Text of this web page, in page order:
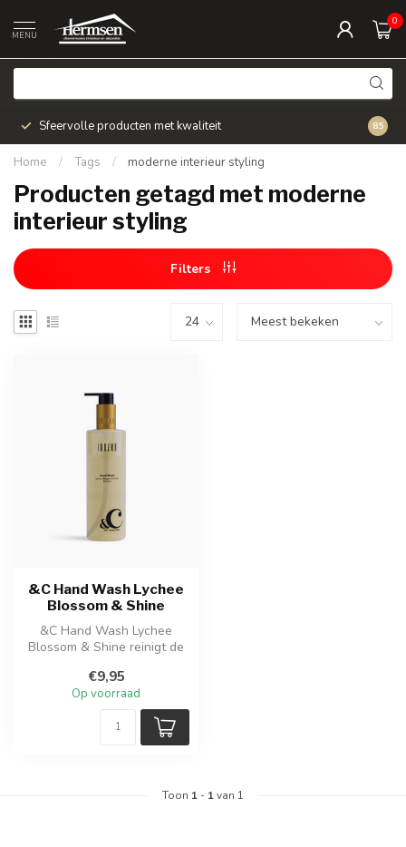
MENU
0
Sfeervolle producten met kwaliteit Snel
8.5
Home / Tags / moderne interieur styling
Producten getagd met moderne
interieur styling
Filters
&C Hand Wash Lychee
Blossom & Shine
&C Hand Wash Lychee
Blossom & Shine reinigt de
en f...
€9,95
Op voorraad
Toon 1 - 1van 1